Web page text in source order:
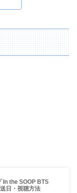
In the SOOP BTS
日・視聴方法